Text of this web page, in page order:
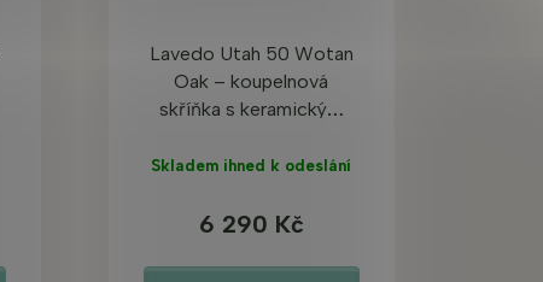
Lavedo Utah 50 Wotan
Oak – koupelnová
skříňka s keramickým
Skladem ihned k odeslání
6 290 Kč